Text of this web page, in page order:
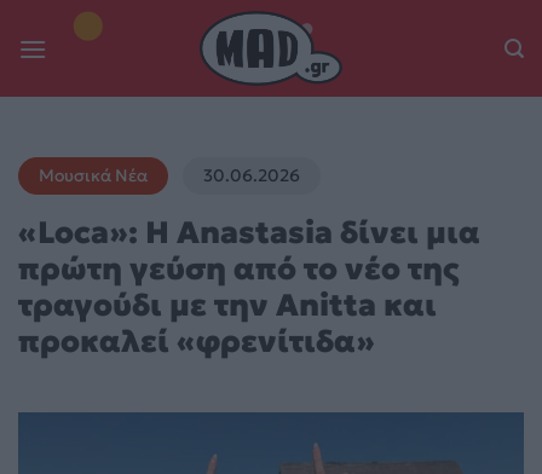
Μουσικά Νέα 30.06.2026
«Loca»: Η Anastasia δίνει μια
πρώτη γεύση από το νέο της
τραγούδι με την Anitta και
προκαλεί «φρενίτιδα»